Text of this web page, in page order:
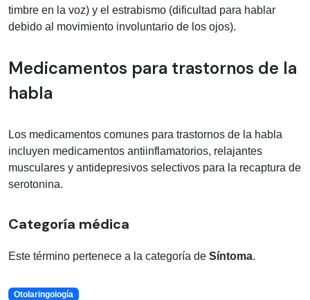
timbre en la voz) y el estrabismo (dificultad para hablar
debido al movimiento involuntario de los ojos).
Medicamentos para trastornos de la
habla
Los medicamentos comunes para trastornos de la habla
incluyen medicamentos antiinflamatorios, relajantes
musculares y antidepresivos selectivos para la recaptura de
serotonina.
Categoría médica
Este término pertenece a la categoría de Síntoma.
Otolaringología